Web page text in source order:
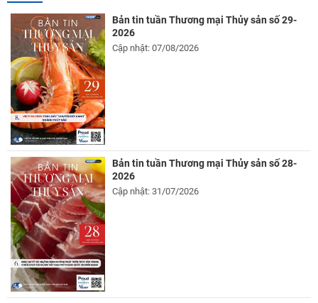
Bản tin tuần Thương mại Thủy sản số 29-
2026
Cập nhật: 07/08/2026
Bản tin tuần Thương mại Thủy sản số 28-
2026
Cập nhật: 31/07/2026